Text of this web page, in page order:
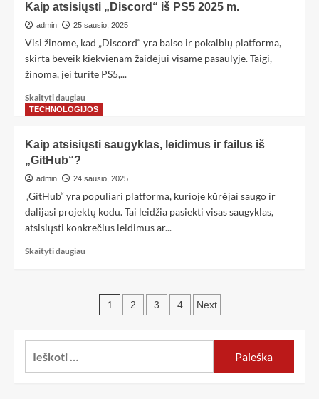
Kaip atsisiųsti „Discord“ iš PS5 2025 m.
admin 25 sausio, 2025
Visi žinome, kad „Discord“ yra balso ir pokalbių platforma,
skirta beveik kiekvienam žaidėjui visame pasaulyje. Taigi,
žinoma, jei turite PS5,...
Skaityti daugiau
TECHNOLOGIJOS
Kaip atsisiųsti saugyklas, leidimus ir failus iš
„GitHub“?
admin 24 sausio, 2025
„GitHub“ yra populiari platforma, kurioje kūrėjai saugo ir
dalijasi projektų kodu. Tai leidžia pasiekti visas saugyklas,
atsisiųsti konkrečius leidimus ar...
Skaityti daugiau
1 2 3 4 Next